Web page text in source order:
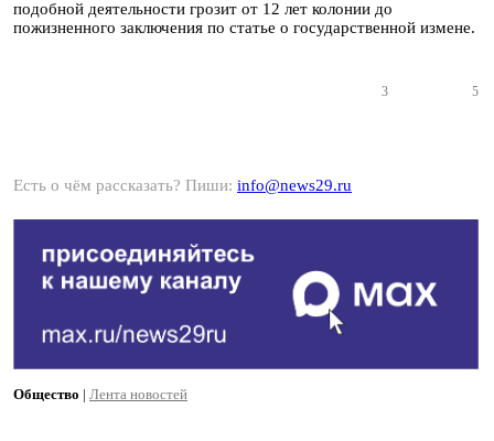
подобной деятельности грозит от 12 лет колонии до
пожизненного заключения по статье о государственной измене.
3 5
Есть о чём рассказать? Пиши: info@news29.ru
Общество | Лента новостей